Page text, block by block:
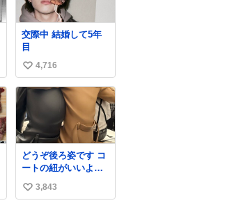
交際中 結婚して5年
目
い
い
数
4,716
どうぞ後ろ姿です コ
ートの紐がいいよ
ね…そして腰が細い
い
3,843